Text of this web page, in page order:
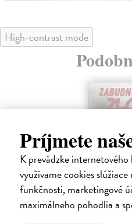
Príjmete
K prevádzke
využívame cookies
funkčnosti, marketingové
maximálneho pohodlia a
High-contrast mode
Svoja